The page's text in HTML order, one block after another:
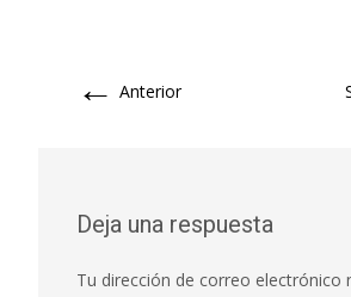
← Anterior
Deja una respuesta
Tu dirección de correo electrónico